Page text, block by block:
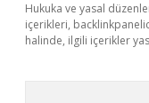
Hukuka ve yasal
içerikleri,
halinde, ilgili içerikler